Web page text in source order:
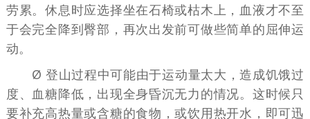
劳累。休息时应选择坐在石椅或枯木上，血液才不至
于会完全降到臀部，再次出发前可做些简单的屈伸运
动。
Ø 登山过程中可能由于运动量太大，造成饥饿过
度、血糖降低，出现全身昏沉无力的情况。这时候只
要补充高热量或含糖的食物，或饮用热开水，即可迅